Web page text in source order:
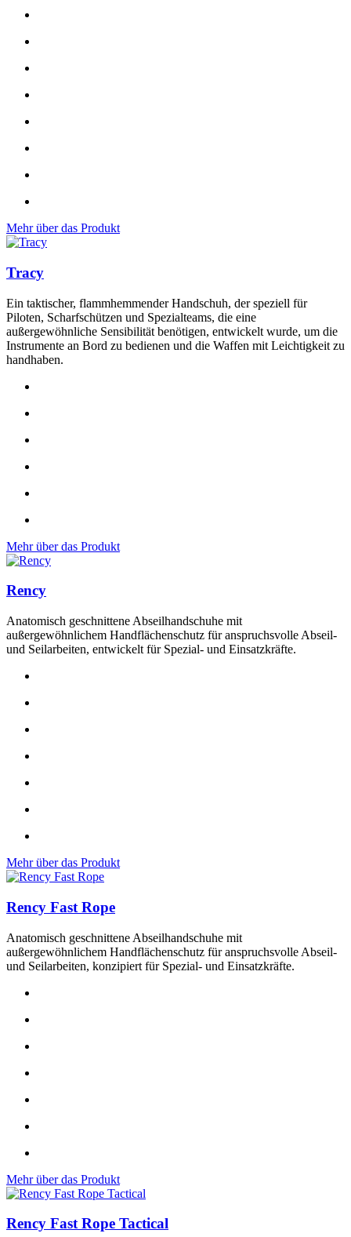
Mehr über das Produkt
Tracy
Ein taktischer, flammhemmender Handschuh, der speziell für
Piloten, Scharfschützen und Spezialteams, die eine
außergewöhnliche Sensibilität benötigen, entwickelt wurde, um die
Instrumente an Bord zu bedienen und die Waffen mit Leichtigkeit zu
handhaben.
Mehr über das Produkt
Rency
Anatomisch geschnittene Abseilhandschuhe mit
außergewöhnlichem Handflächenschutz für anspruchsvolle Abseil-
und Seilarbeiten, entwickelt für Spezial- und Einsatzkräfte.
Mehr über das Produkt
Rency Fast Rope
Anatomisch geschnittene Abseilhandschuhe mit
außergewöhnlichem Handflächenschutz für anspruchsvolle Abseil-
und Seilarbeiten, konzipiert für Spezial- und Einsatzkräfte.
Mehr über das Produkt
Rency Fast Rope Tactical